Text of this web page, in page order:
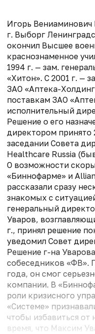
Игорь Вениаминович
г. Выборг
окончил Высшее
краснознаменное
1994 г. — зам.
«Хитон». С 2001 г. —
ЗАО «Аптека-
поставкам ЗАО
исполнительный
Решение о его
директором принято
заседании Совета
Healthcare Russia
О возможности
«Биннофарме» и
рассказали сразу
знакомых с
генеральный
Уваров,
г., принял решение
уведомил Совет
Решение г-на
собеседников «ФВ».
года, он смог
компании. В
роли кризисного
«Системе»
чтобы избавиться от
время, что Максим